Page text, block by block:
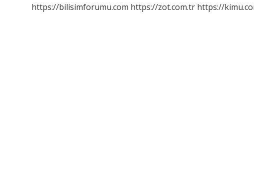
https://bilisimforumu.com https://zot.com.tr https://